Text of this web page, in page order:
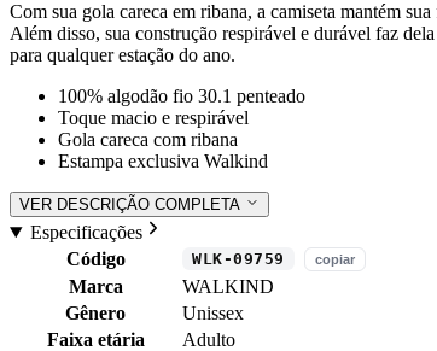
Com sua gola careca em ribana, a camiseta mantém
Além disso, sua construção respirável e durável faz
para qualquer estação do ano.
100% algodão fio 30.1 penteado
Toque macio e respirável
Gola careca com ribana
Estampa exclusiva Walkind
VER DESCRIÇÃO COMPLETA
Especificações
Código
WLK-09759 copiar
Marca
WALKIND
Gênero
Unissex
Faixa etária
Adulto